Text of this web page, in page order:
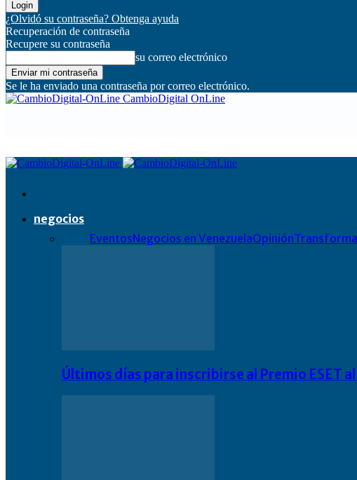
¿Olvidó su contraseña? Obtenga ayuda
Recuperación de contraseña
Recupere su contraseña
su correo electrónico
Se le ha enviado una contraseña por correo electrónico.
CambioDigital OnLine
negocios
EventosNegocios en VenezuelaOpinión
Últimos días para inscribirse al Premio ESET